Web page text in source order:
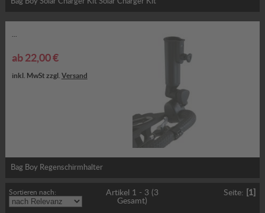
ab 22,00 €
inkl. MwSt zzgl. Versand
Bag Boy Regenschirmhalter
Sortieren nach:
Artikel 1 - 3 (3
Gesamt)
Seite: [1]